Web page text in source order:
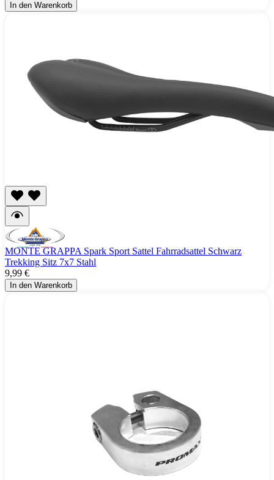
In den Warenkorb
MONTE GRAPPA Spark Sport Sattel Fahrradsattel Schwarz
Trekking Sitz 7x7 Stahl
9,99 €
In den Warenkorb